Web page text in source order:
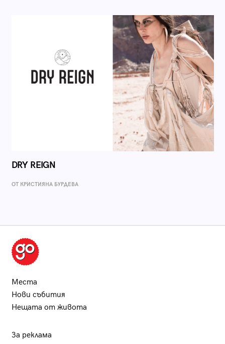
DRY REIGN
ОТ КРИСТИЯНА БУРДЕВА
Места
Нови събития
Нещата от живота
За реклама